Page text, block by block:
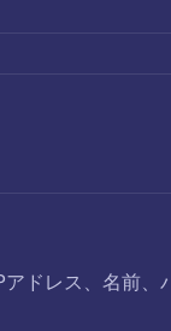
ドレス、名前、